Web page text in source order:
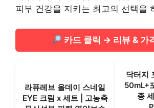
피부 건강을 지키는 최고의 선택을
카드 클릭 → 리뷰 & 가
라퓨레브 올데이 스네일
EYE 크림 x 세트 | 고농축
닥터지
50mL+
종